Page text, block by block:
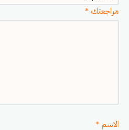
مراجعتك *
الاسم *